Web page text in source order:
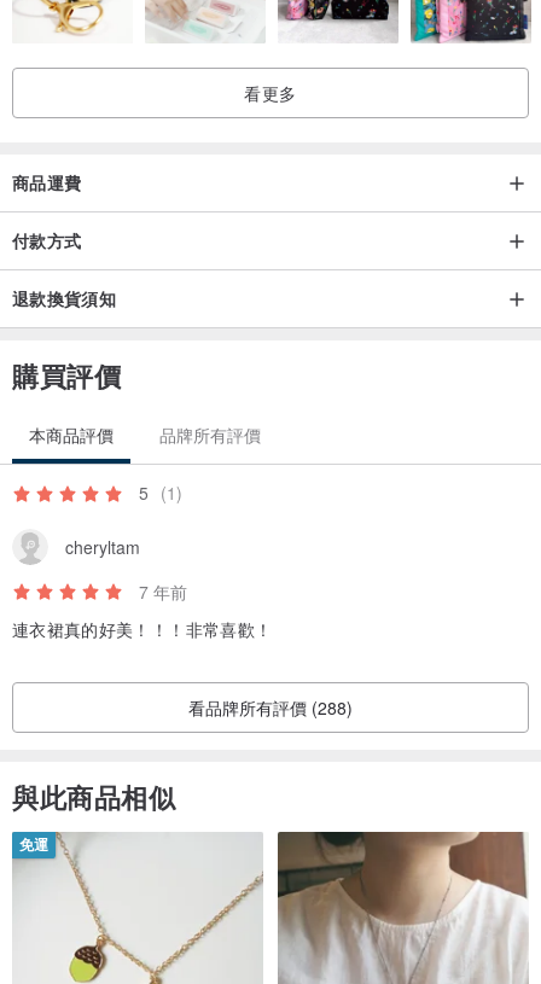
看更多
商品運費
付款方式
退款換貨須知
購買評價
本商品評價 品牌所有評價
5 (1)
cheryltam
7 年前
連衣裙真的好美！！！非常喜歡！
看品牌所有評價 (288)
與此商品相似
免運